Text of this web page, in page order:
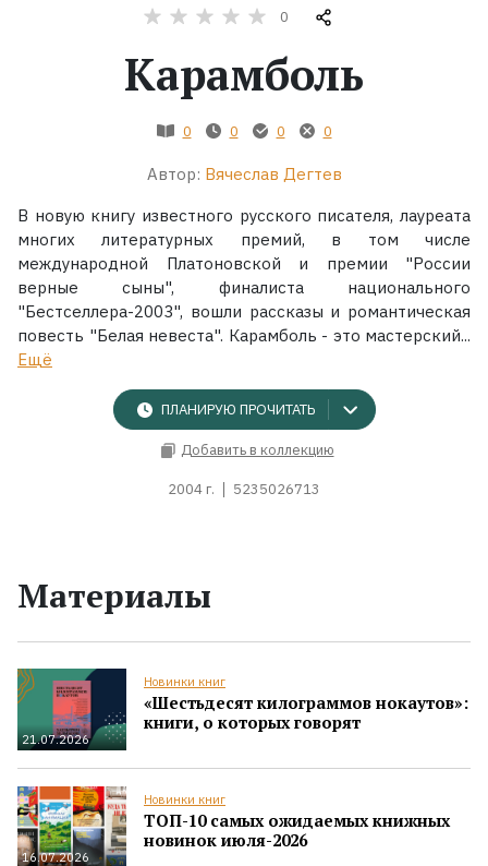
Экранизации
Коллекции
0
Карамболь
0 0 0 0
Автор: Вячеслав Дегтев
В новую книгу известного русского писателя, лауреата
многих литературных премий, в том числе
международной Платоновской и премии "России
верные сыны", финалиста национального
"Бестселлера-2003", вошли рассказы и романтическая
повесть "Белая невеста". Карамболь - это мастерский...
Ещё
ПЛАНИРУЮ ПРОЧИТАТЬ
Добавить в коллекцию
2004 г. 5235026713
Материалы
21.07.2026
Новинки книг
«Шестьдесят килограммов нокаутов»:
книги, о которых говорят
16.07.2026
Новинки книг
ТОП-10 самых ожидаемых книжных
новинок июля-2026